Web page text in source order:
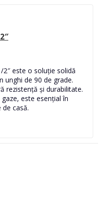
este o soluție solidă
unghi de 90 de grade.
rezistență și durabilitate.
este esențial în
casă.